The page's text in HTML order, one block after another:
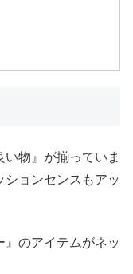
物』が揃っていま
ョンセンスもアッ
のアイテムがネッ